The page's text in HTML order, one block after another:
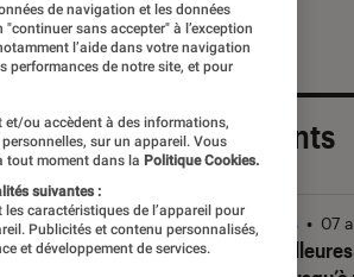
Les plus récents
Les
Séries • 07
de navigation et les données
sans accepter" à l’exception
l’aide dans votre navigation
performances de notre site, et pour
ou accèdent à des informations,
sur un appareil. Vous
tout moment dans la Politique Cookies.
suivantes :
caractéristiques de l’appareil pour
Publicités et contenu personnalisés,
et développement de services.